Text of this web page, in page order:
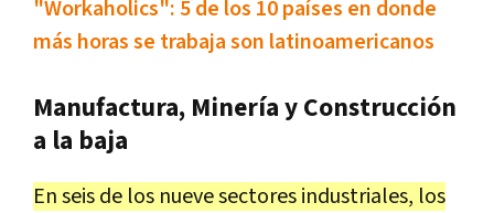
"Workaholics": 5 de los 10 países en donde
más horas se trabaja son latinoamericanos
Manufactura, Minería y Construcción
a la baja
En seis de los nueve sectores industriales, los